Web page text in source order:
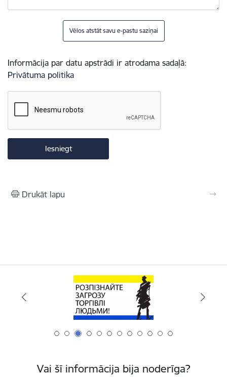
Vēlos atstāt savu e-pastu saziņai
Informācija par datu apstrādi ir atrodama sadaļā:
Privātuma politika
Drukāt lapu
Vai šī informācija bija noderīga?